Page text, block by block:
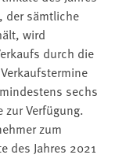
der sämtliche
wird
durch die
sechs
zur Verfügung.
zum
des Jahres 2021